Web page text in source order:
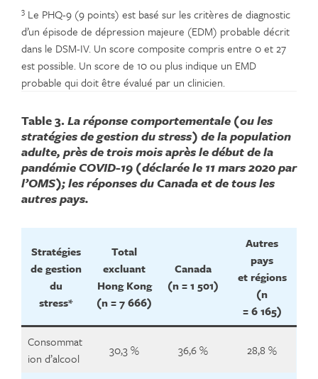
3 Le PHQ-9 (9 points) est basé sur les critères de diagnostic
d’un épisode de dépression majeure (EDM) probable décrit
dans le DSM-IV. Un score composite compris entre 0 et 27
est possible. Un score de 10 ou plus indique un EMD
probable qui doit être évalué par un clinicien.
Table 3.La réponse comportementale (ou les
stratégies de gestion du stress) de la population
adulte, près de trois mois après le début de la
pandémie COVID-19 (déclarée le 11 mars 2020 par
l’OMS); les réponses du Canada et de tous les
autres pays.
Stratégies
de gestion
du
stress*
Total
excluant
Hong Kong
(n = 7 666)
Canada
(n = 1 501)
Autres
pays
et régions
(n
= 6 165)
Consommat
ion d’alcool
30,3 % 36,6 % 28,8 %